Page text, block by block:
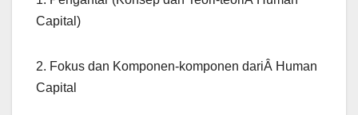
Capital)
2. Fokus dan Komponen-komponen dariÂ Human
Capital